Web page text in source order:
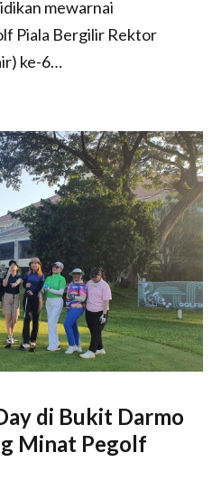
mewarnai
Piala Bergilir Rektor
ke-6…
di Bukit Darmo
Minat Pegolf